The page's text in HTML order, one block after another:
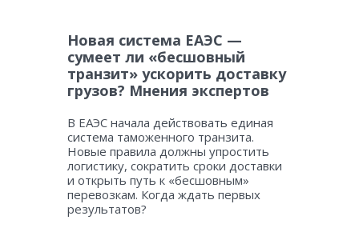
Новая система ЕАЭС —
сумеет ли «бесшовный
транзит» ускорить доставку
грузов? Мнения экспертов
В ЕАЭС начала действовать единая
система таможенного транзита.
Новые правила должны упростить
логистику, сократить сроки доставки
и открыть путь к «бесшовным»
перевозкам. Когда ждать первых
результатов?